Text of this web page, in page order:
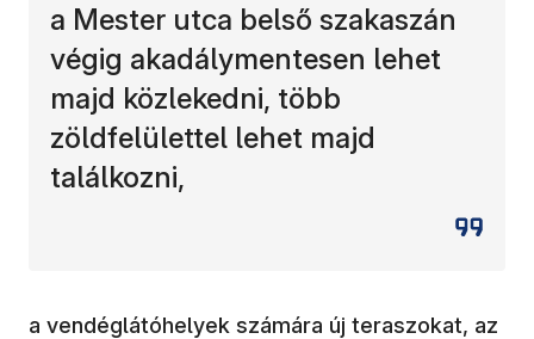
a Mester utca belső szakaszán
végig akadálymentesen lehet
majd közlekedni, több
zöldfelülettel lehet majd
találkozni,
a vendéglátóhelyek számára új teraszokat, az